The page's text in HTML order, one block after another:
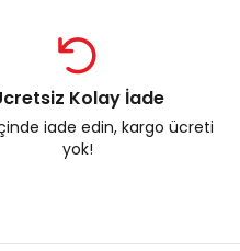
Kolay İade
iade edin, kargo ücreti
yok!